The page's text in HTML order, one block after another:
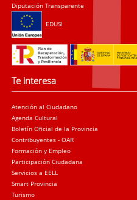
Diputación Transparente
EDUSI
Te interesa
Atención al Ciudadano
Agenda Cultural
Boletín Oficial de la Provincia
Contribuyentes - OAR
Formación y Empleo
Participación Ciudadana
Servicios a EELL
Smart Provincia
Turismo